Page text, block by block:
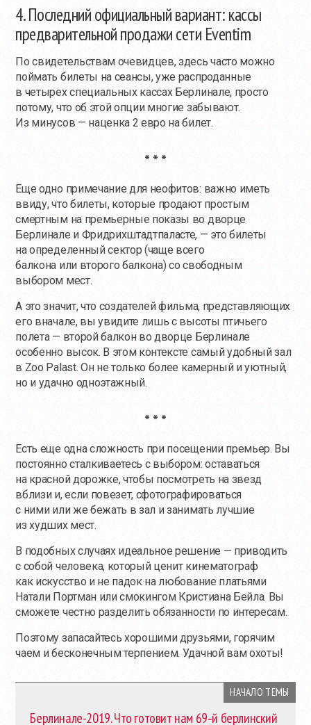
4. Последний официальный вариант: кассы
предварительной продажи сети Eventim
По свидетельствам очевидцев, здесь часто можно
поймать билеты на сеансы, уже распроданные
в четырех специальных кассах Берлинале, просто
потому, что об этой опции многие забывают.
Из минусов — наценка 2 евро на билет.
* * *
Еще одно примечание для неофитов: важно иметь
ввиду, что билеты, которые продают простым
смертным на премьерные показы во дворце
Берлинале и Фридрихштадтпаласте, — это билеты
на определенный сектор (чаще всего
балкона или второго балкона) со свободным
выбором мест.
А это значит, что создателей фильма, представляющих
его вначале, вы увидите лишь с высоты птичьего
полета — второй балкон во дворце Берлинале
особенно высок. В этом контексте самый удобный зал
в Zoo Palast. Он не только более камерный и уютный,
но и удачно одноэтажный.
* * *
Есть еще одна сложность при посещении премьер. Вы
постоянно сталкиваетесь с выбором: оставаться
на красной дорожке, чтобы посмотреть на звезд
вблизи и, если повезет, сфотографироваться
с ними или же бежать в зал и занимать лучшие
из худших мест.
В подобных случаях идеальное решение — приводить
с собой человека, который ценит кинематограф
как искусство и не падок на любование платьями
Натали Портман или смокингом Кристиана Бейла. Вы
сможете честно разделить обязанности по интересам.
Поэтому запасайтесь хорошими друзьями, горячим
чаем и бесконечным терпением. Удачной вам охоты!
НАЧАЛО ТЕМЫ
Берлинале-2019. Что готовит нам 69‑й берлинский